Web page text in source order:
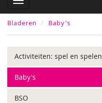
Bladeren Baby's
Activiteiten: spel en spelen
Baby's
BSO